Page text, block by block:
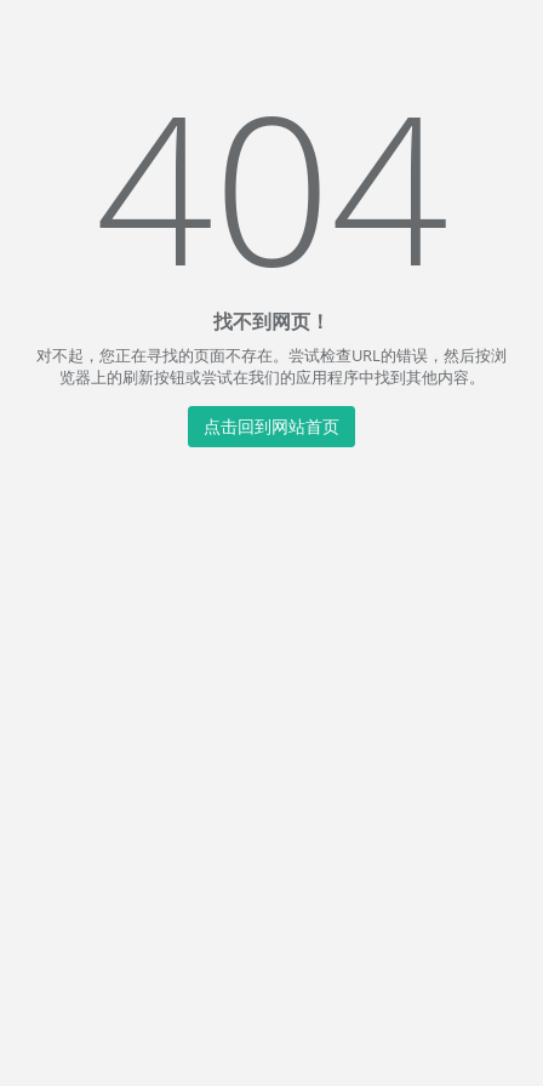
404
找不到网页！
对不起，您正在寻找的页面不存在。尝试检查URL的错误，然后按浏
览器上的刷新按钮或尝试在我们的应用程序中找到其他内容。
点击回到网站首页